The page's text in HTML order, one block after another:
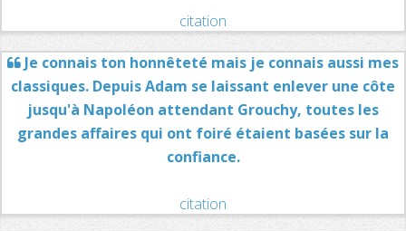
citation
Je connais ton honnêteté mais je connais aussi mes
classiques. Depuis Adam se laissant enlever une côte
jusqu'à Napoléon attendant Grouchy, toutes les
grandes affaires qui ont foiré étaient basées sur la
confiance.
citation